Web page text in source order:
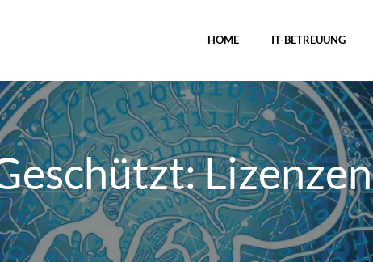
HOME IT-BETREUUNG
Lizenzen